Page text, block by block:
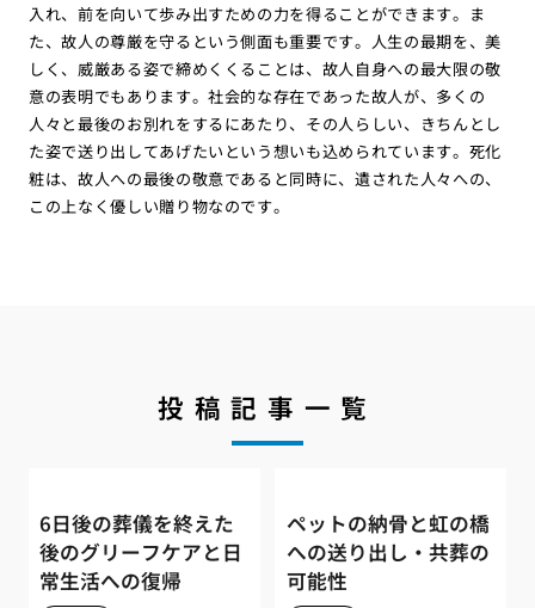
入れ、前を向いて歩み出すための力を得ることができます。ま
た、故人の尊厳を守るという側面も重要です。人生の最期を、美
しく、威厳ある姿で締めくくることは、故人自身への最大限の敬
意の表明でもあります。社会的な存在であった故人が、多くの
人々と最後のお別れをするにあたり、その人らしい、きちんとし
た姿で送り出してあげたいという想いも込められています。死化
粧は、故人への最後の敬意であると同時に、遺された人々への、
この上なく優しい贈り物なのです。
投稿記事一覧
6日後の葬儀を終えた
後のグリーフケアと日
常生活への復帰
ペットの納骨と虹の橋
への送り出し・共葬の
可能性